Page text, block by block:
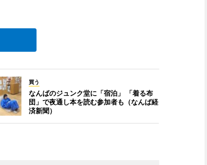
買う
なんばのジュンク堂に「宿泊」 「着る布
団」で夜通し本を読む参加者も（なんば経
済新聞）